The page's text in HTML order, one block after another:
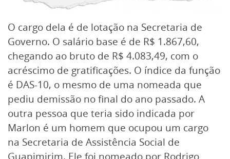
O cargo dela é de lotação na Secretaria de
Governo. O salário base é de R$ 1.867,60,
chegando ao bruto de R$ 4.083,49, com o
acréscimo de gratificações. O índice da função
é DAS-10, o mesmo de uma nomeada que
pediu demissão no final do ano passado. A
outra pessoa que teria sido indicada por
Marlon é um homem que ocupou um cargo
na Secretaria de Assistência Social de
Guapimirim. Ele foi nomeado por Rodrigo